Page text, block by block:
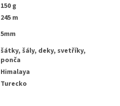
150 g
245 m
5mm
šátky, šály, deky, svetříky,
ponča
Himalaya
Turecko